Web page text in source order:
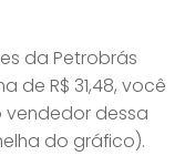
da Petrobrás
de R$ 31,48, você
dessa
do gráfico).